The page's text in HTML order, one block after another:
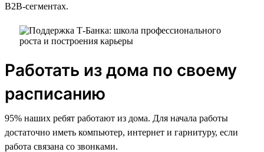
B2B-сегментах.
Работать из дома по своему
расписанию
95% наших ребят работают из дома. Для начала работы
достаточно иметь компьютер, интернет и гарнитуру, если
работа связана со звонками.